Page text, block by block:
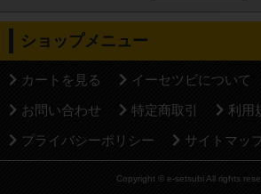
ショップメニュー
カートを見る イーセツビについて
お問い合わせ
特定商取引
利用
プライバシーポリシー
サイトマッ
Copyright © e-setsubi All rights